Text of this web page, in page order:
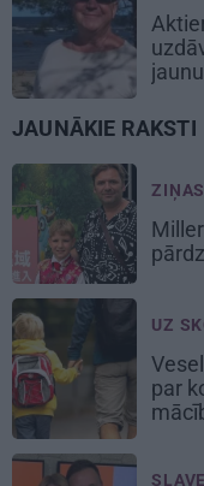
JAUNĀKIE RAKSTI
ZIŅAS
UZ
par